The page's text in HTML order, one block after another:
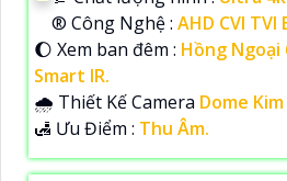
®️ Công Nghệ : AHD CVI TVI
🌔 Xem ban đêm : Hồng Ngoại
Smart IR.
🌧️ Thiết Kế Camera Dome
️🛃 Ưu Điểm : Thu Âm.